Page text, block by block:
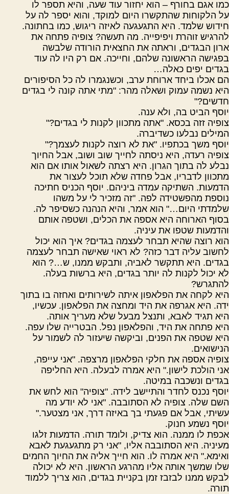
כמו אגם בחורף – הוא יחזור עוד שעה, והיא תספר לו
על הלקוחות שהתקשרו היום למוקד, והוא יספר לה על
חידוש שלמד. היא התגעגעה לאיזה ריגוש, כמו בחתונה.
להרגיש זוהרת ויפיפייה. מה תעשה? צופיה פתחה את
ארון הבגדים, וראתה את החצאית הורודה שלבשה
בפגישה הראשונה שלהם, וחייכה. אם רק היו לה עוד
בגדים יפים כאלה…
הם אכלו ביחד ארוחת ערב, וכשנגמרו לה כל הסיפורים
היא נשמה עמוק ושאלה מהר: "מתי אתה קונה לי בגדים
חדשים?"
יוסף הביט בה, ולא ענה.
צופיה זזה בכסא. "אתה מתכוון לקנות לי בגדים?"
המילים נבלעו כשדיברה.
יוסף משך בכתפיו. "את לא רוצה לקנות לעצמך?"
צופיה רעדה, היא ניסתה לחייך שוב ושוב, אבל החיוך
נבלע לה בתוך הגרון. היא רצתה לשאול אותו אם הוא
מתכוון לדבריו, אבל פחדה שלא תוכל לעצור את
הדמעות. השתיקה עמדה ביניהם. יוסף הכניס חתיכה
נוספת מהפשטידה לפה. "זה מזכיר לי על משהו
שלמדתי היום…" הוא אמר, והיא הנהנה כשסיפר לה.
בסוף הארוחה היא אספה את הכלים, ושטפה אותם
והדמעות שטפו את עיניה.
הוא רוצה שהיא תבחר לעצמה בגדים? איך הוא יכול
לחשוב עליה דבר כזה? לא ראוי שאישה תבחר לעצמה
בגדים. היא תתקשר לאביה, ותבקש ממנו, ש…? הוא
לא יכול לקנות לה יותר בגדים, היא ברשות בעלה.
להתגרש?
היא לקחה את הפלאפון איתה לשירותים ואחזה בו בתוך
ידה. היא אגרפה את היד ומחצה את הפלאפון. עכשיו,
היא תגיד לאבא, ותנצל מבעל שלא מעריך אותה.
היא פתחה את היד, והפלאפון נפל. הבטרייה שלו עפה.
היא שטפה את הפנים, וביקשה שיעזור לה לשמור על
הנישואים.
צופיה אספה את חלקי הפלאפון מרצפה. "אני עייפה,
אני הולכת לישון." היא אמרה לבעלה. היא החליפה
בגדים ונשכבה במיטה.
יוסף נכנס לחדר והתיישב לידה. "צופיה" הוא לחש את
השם שלה. צופיה לא הסתובבה. "אני לא יודע מה
עשיתי, אבל אם פגעתי בך באיזה דרך, אני מצטער."
יוסף נשמע חנוק.
אכפת לו ממנה. הוא צדיק, ולומד תורה. הדמעות זלגו
מעיניה. היא הסתובבה אליו, "אני רק מתגעגעת לאבא
ואימא." היא אמרה לו. הוא חייך אליה את החיוך החמים
שלו שמשך אותה אליו מהרגע הראשון. היא לא יכולה
לבקש ממנו לבזבז זמן בקניית בגדים, הוא צריך ללמוד
תורה.